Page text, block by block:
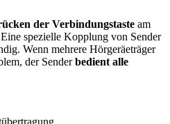
der Verbindungstaste am
spezielle Kopplung von Sender
Wenn mehrere Hörgeräeträger
der Senderbedient alle